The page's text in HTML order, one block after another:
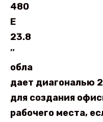
480
E
23.8
″
обла
дает диагональю
для создания
рабочего места,